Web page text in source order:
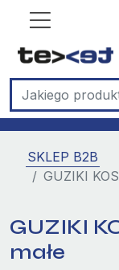
SKLEP B2B
GUZIKI
GUZIKI
małe